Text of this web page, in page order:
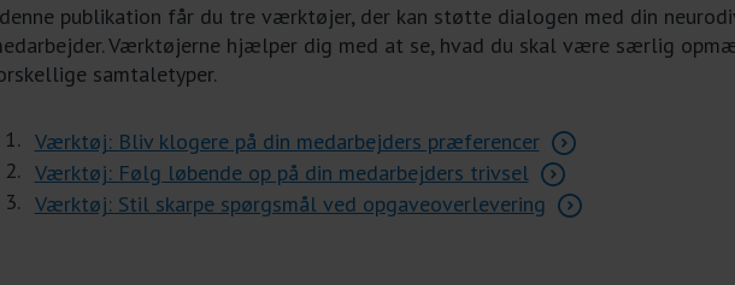
publikation får du tre værktøjer, der kan støtte dialogen med din
Værktøjerne hjælper dig med at se, hvad du skal være særlig
samtaletyper.
Værktøj: Bliv klogere på din medarbejders præferencer
Værktøj: Følg løbende op på din medarbejders trivsel
Værktøj: Stil skarpe spørgsmål ved opgaveoverlevering